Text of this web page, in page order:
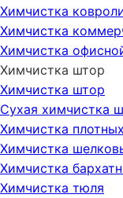
Химчистка
Химчистка
Химчистка
Химчистка штор
Химчистка штор
Сухая химчистка
Химчистка
Химчистка
Химчистка
Химчистка тюля